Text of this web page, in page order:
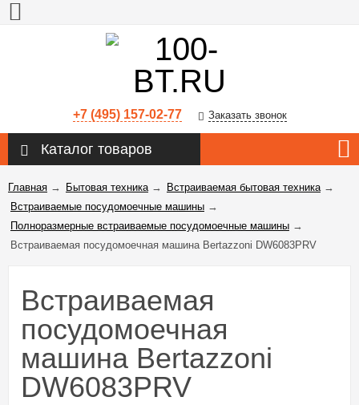
+7 (495) 157-02-77 Заказать звонок
Каталог товаров
Главная → Бытовая техника→ Встраиваемая бытовая техника→
Встраиваемые посудомоечные машины →
Полноразмерные встраиваемые посудомоечные машины →
Встраиваемая посудомоечная машина Bertazzoni DW6083PRV
Встраиваемая
посудомоечная
машина Bertazzoni
DW6083PRV